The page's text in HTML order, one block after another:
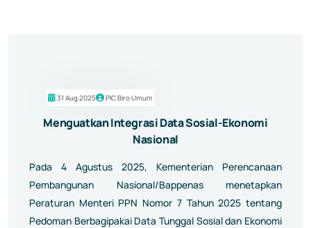
31 Aug 2025 PIC Biro Umum
Menguatkan Integrasi Data Sosial-Ekonomi
Nasional
Pada 4 Agustus 2025, Kementerian Perencanaan
Pembangunan Nasional/Bappenas menetapkan
Peraturan Menteri PPN Nomor 7 Tahun 2025 tentang
Pedoman Berbagipakai Data Tunggal Sosial dan Ekonomi